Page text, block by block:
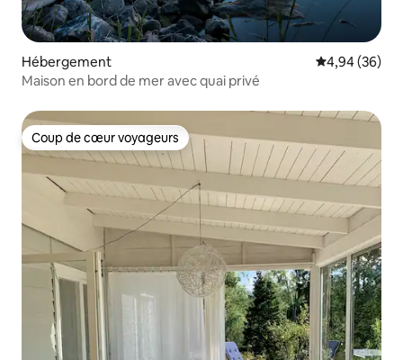
Hébergement Évaluation
4,94 (36)
Maison en bord de mer avec quai privé
Coup de cœur voyageurs
Coup de cœur voyageurs